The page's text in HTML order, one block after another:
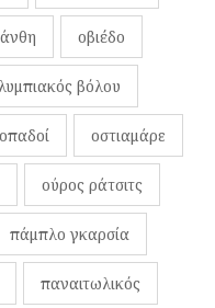
οβιέδο
βόλου
οπαδοί οστιαμάρε
ούρος ράτσιτς
πάμπλο γκαρσία
παναιτωλικός